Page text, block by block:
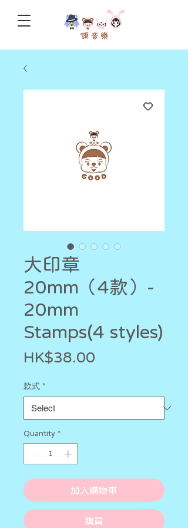
大印章
20mm（4款）-
20mm
Stamps(4 styles)
HK$38.00
款式 *
Quantity *
加入購物車
購買